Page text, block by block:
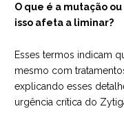
O que é a mutação
isso afeta a liminar?
Esses termos indicam
mesmo com
explicando esses
urgência crítica do